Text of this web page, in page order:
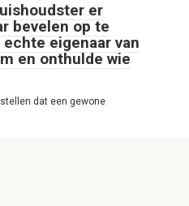
er
bevelen op te
eigenaar van
en onthulde wie
dat een gewone